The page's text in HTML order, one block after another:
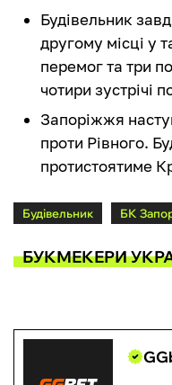
Будівельник
другому місці у
перемог та три
чотири зустрічі
Запоріжжя
проти Рівного.
протистоятиме
Будівельник БК
БУКМЕКЕРИ